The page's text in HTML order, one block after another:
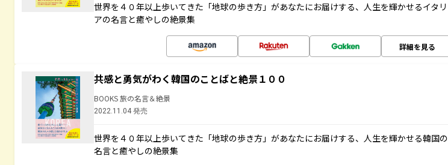
世界を４０年以上歩いてきた「地球の歩き方」があなたにお届けする、人生を輝かせるイタリ
アの名言と癒やしの絶景集
詳細を見る
共感と勇気がわく韓国のことばと絶景１００
BOOKS 旅の名言＆絶景
2022.11.04 発売
世界を４０年以上歩いてきた「地球の歩き方」があなたにお届けする、人生を輝かせる韓国の
名言と癒やしの絶景集